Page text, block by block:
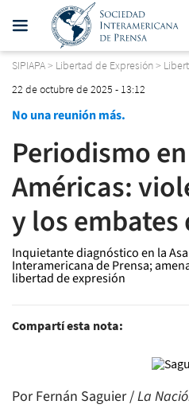
SIPIAPA> Libertad de Expresión>
22 de octubre de 2025 - 13:12
No una reunión más.
Periodismo
Américas:
y los embates
Inquietante diagnóstico en la
Interamericana de Prensa;
libertad de expresión
Compartí esta nota:
Por Fernán Saguier /La